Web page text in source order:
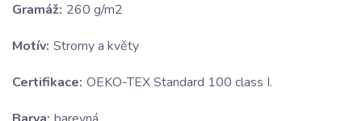
Gramáž: 260 g/m2
Motív: Stromy a květy
Certifikace: OEKO-TEX Standard 100 class I.